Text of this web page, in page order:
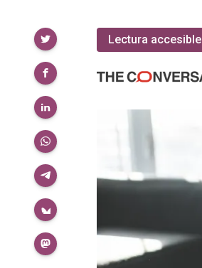
Lectura accesible
Compartir